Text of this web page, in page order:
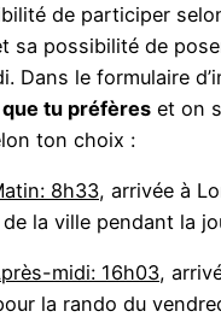
de participer
sa possibilité de
Dans le formulaire
que tu préfères et on
ton choix :
8h33, arrivée à
la ville pendant la
midi: 16h03,
la rando du